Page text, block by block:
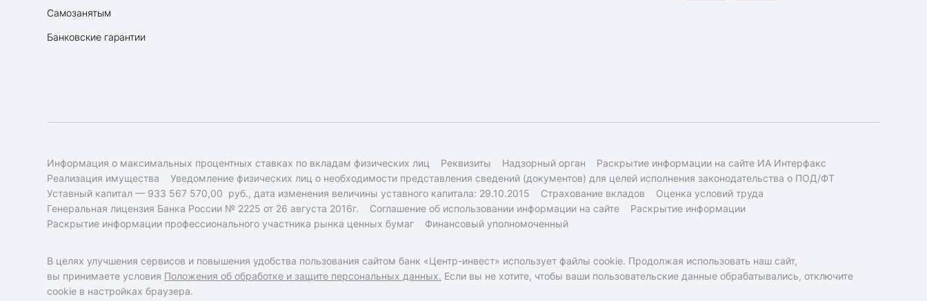
Самозанятым
Банковские гарантии
Информация о максимальных процентных ставках по вкладам физических лиц Реквизиты Надзорный орган
Раскрытие информации на сайте ИА Интерфакс
Реализация имущества
Уведомление физических лиц о необходимости представления сведений (документов) для целей исполнения законодательства о ПОД/ФТ
Уставный капитал — 933 567 570,00 руб., дата изменения величины уставного капитала: 29.10.2015
Страхование вкладов
Оценка условий труда
Генеральная лицензия Банка России № 2225 от 26 августа 2016г.
Соглашение об использовании информации на сайте
Раскрытие информации
Раскрытие информации профессионального участника рынка ценных бумаг
Финансовый уполномоченный
В целях улучшения сервисов и повышения удобства пользования сайтом банк «Центр-инвест» использует файлы cookie. Продолжая использовать наш сайт,
вы принимаете условия Положения об обработке и защите персональных данных. Если вы не хотите, чтобы ваши пользовательские данные обрабатывались, отключите
cookie в настройках браузера.